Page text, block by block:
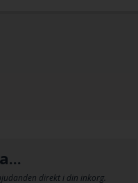
direkt i din inkorg.